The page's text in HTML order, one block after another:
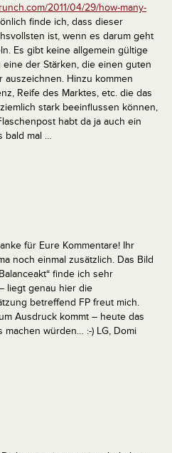
2011/04/29/how-many-
finde ich, dass dieser
ist, wenn es darum geht
Es gibt keine allgemein gültige
der Stärken, die einen guten
auszeichnen. Hinzu kommen
Reife des Marktes, etc. die das
stark beeinflussen können,
habt da ja auch ein
bald mal …
für Eure Kommentare! Ihr
noch einmal zusätzlich. Das Bild
finde ich sehr
liegt genau hier die
betreffend FP freut mich.
Ausdruck kommt – heute das
machen würden… :-) LG, Domi